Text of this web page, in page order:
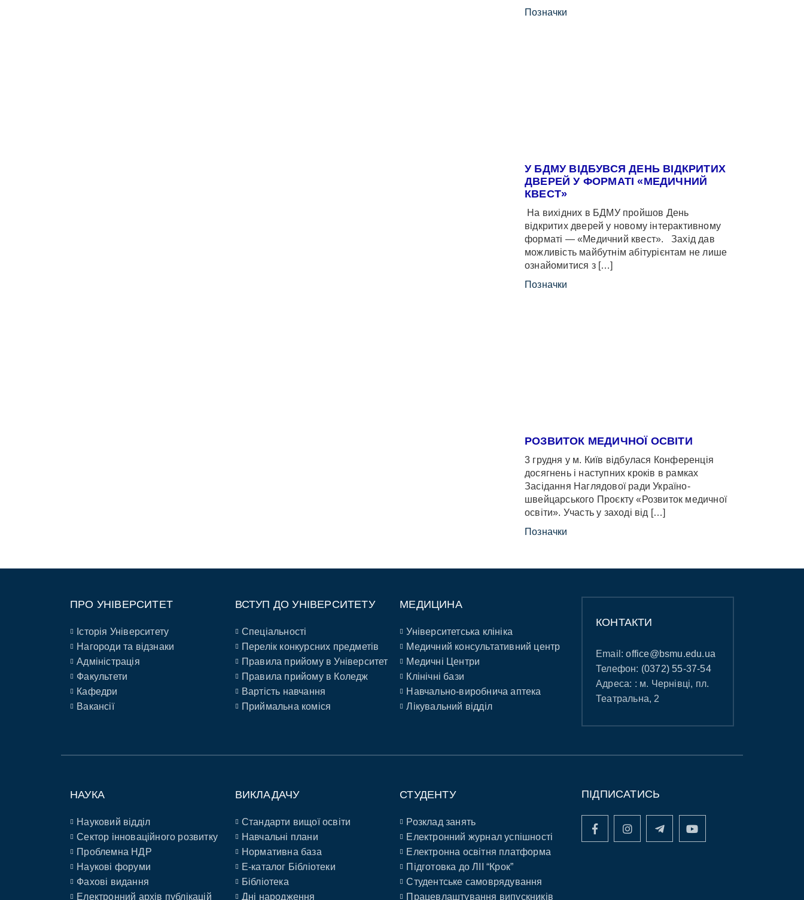
Позначки
У БДМУ ВІДБУВСЯ ДЕНЬ ВІДКРИТИХ
ДВЕРЕЙ У ФОРМАТІ «МЕДИЧНИЙ
КВЕСТ»
На вихідних в БДМУ пройшов День
відкритих дверей у новому інтерактивному
форматі — «Медичний квест». Захід дав
можливість майбутнім абітурієнтам не лише
ознайомитися з […]
Позначки
РОЗВИТОК МЕДИЧНОЇ ОСВІТИ
3 грудня у м. Київ відбулася Конференція
досягнень і наступних кроків в рамках
Засідання Наглядової ради Україно-
швейцарського Проєкту «Розвиток медичної
освіти». Участь у заході від […]
Позначки
ПРО УНІВЕРСИТЕТ
Історія Університету
Нагороди та відзнаки
Адміністрація
Факультети
Кафедри
Вакансії
ВСТУП ДО УНІВЕРСИТЕТУ
Спеціальності
Перелік конкурсних предметів
Правила прийому в Університет
Правила прийому в Коледж
Вартість навчання
Приймальна коміся
МЕДИЦИНА
Університетська клініка
Медичний консультативний центр
Медичні Центри
Клінічні бази
Навчально-виробнича аптека
Лікувальний відділ
КОНТАКТИ
Email:office@bsmu.edu.ua
Телефон: (0372) 55-37-54
Адреса: : м. Чернівці, пл.
Театральна, 2
НАУКА
Науковий відділ
Сектор інноваційного розвитку
Проблемна НДР
Наукові форуми
Фахові видання
Електронний архів публікацій
ВИКЛАДАЧУ
Стандарти вищої освіти
Навчальні плани
Нормативна база
E-каталог Бібліотеки
Бібліотека
Дні народження
СТУДЕНТУ
Розклад занять
Електронний журнал успішності
Електронна освітня платформа
Підготовка до ЛІІ “Крок”
Студентське самоврядування
Працевлаштування випускників
ПІДПИСАТИСЬ